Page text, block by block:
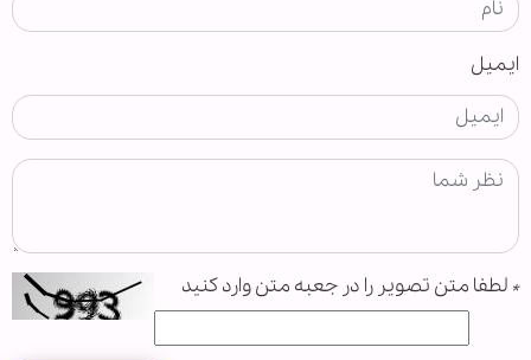
ایمیل
* لطفا متن تصویر را در جعبه متن وارد کنید